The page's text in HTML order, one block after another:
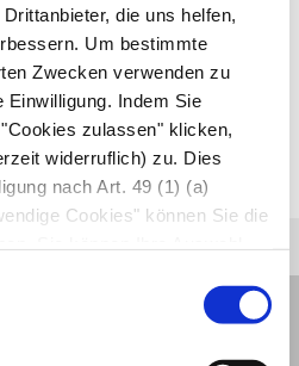
die uns helfen,
Um bestimmte
Zwecken verwenden zu
Einwilligung. Indem Sie
zulassen" klicken,
widerruflich) zu. Dies
nach Art. 49 (1) (a)
Cookies" können Sie die
Entleerung
lösen Blasen-, Prostata-
seltener
eine Dysurie aus.